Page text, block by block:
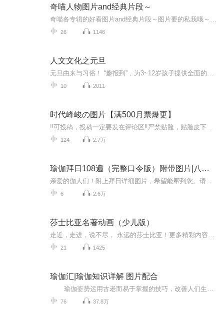
奇喵人物图片and经典片段～
26 1146
人文文化之元旦
10 2011
时代峰峻の图片【满500月票爆更】
124 2.7万
瑜伽拜日108遍（完整口令版）附带图片|八段锦
6 2.6万
莎士比亚名著动画（少儿版）
21 1425
瑜伽汇|瑜伽知识详解 图片配合
76 37.8万